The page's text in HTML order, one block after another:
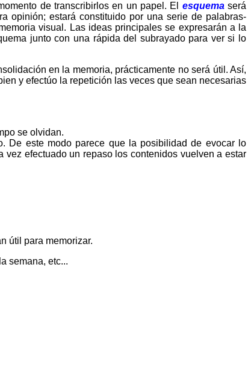
de transcribirlos en un papel. El esquema será
opinión; estará constituido por una serie de palabras-
visual. Las ideas principales se expresarán a la
junto con una rápida del subrayado para ver si lo
en la memoria, prácticamente no será útil. Así,
y efectúo la repetición las veces que sean necesarias
se olvidan.
De este modo parece que la posibilidad de evocar lo
efectuado un repaso los contenidos vuelven a estar
útil para memorizar.
semana, etc...